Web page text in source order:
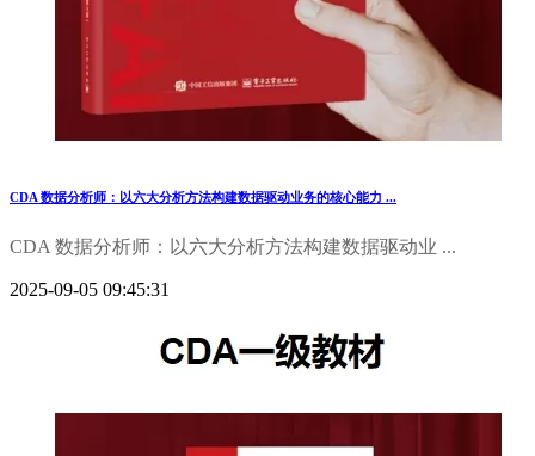
CDA 数据分析师：以六大分析方法构建数据驱动业务的核心能力 ...
CDA 数据分析师：以六大分析方法构建数据驱动业 ...
2025-09-05 09:45:31